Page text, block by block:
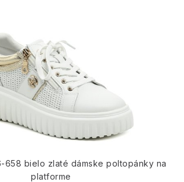
658 bielo zlaté dámske poltopánky na
platforme